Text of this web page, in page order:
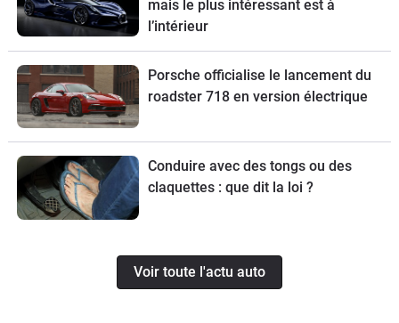
mais le plus intéressant est à
l’intérieur
Porsche officialise le lancement du
roadster 718 en version électrique
Conduire avec des tongs ou des
claquettes : que dit la loi ?
Voir toute l'actu auto